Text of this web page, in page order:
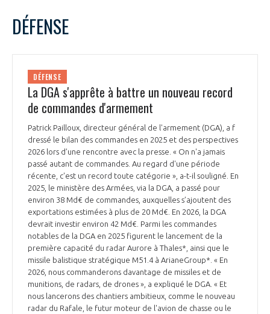
PRÉSENTATION
NOTRE VISION
NOS MISSIONS
NOTRE HISTOIRE
ORGANISATION
LE CONSEIL DU GIFAS
L’ÉQUIPE DU GIFAS
NOS RÉSEAUX À L'INTERNATIONAL
FONCTIONNEMENT
GEADS
COMITÉ AERO PME
STARTAIR
COMMISSIONS ET COMITÉS
ACCOMPAGNEMENT DE NOS ADHÉRENTS
LES PROGRAMMES DU GIFAS
UN ÉCOSYSTÈME INTÉGRÉ ET COHÉRENT
POURQUOI DEVENIR MEMBRE ?
LA MÉDIATION
LA MÉDIATION DANS LA FILIÈRE AÉRONAUTIQUE ET SPATIALE
LE MÉDIATEUR DE LA FILIÈRE AÉRONAUTIQUE ET SPATIALE
LE SALON DU BOURGET
L'OBSERVATOIRE
1
10
16
17
DÉFENSE
DÉFENSE
La DGA s'apprête à battre un nouveau record
de commandes d'armement
Patrick Pailloux, directeur général de l'armement (DGA), a f
dressé le bilan des commandes en 2025 et des perspectives
2026 lors d’une rencontre avec la presse. « On n'a jamais
passé autant de commandes. Au regard d'une période
récente, c'est un record toute catégorie », a-t-il souligné. En
2025, le ministère des Armées, via la DGA, a passé pour
environ 38 Md€ de commandes, auxquelles s’ajoutent des
exportations estimées à plus de 20 Md€. En 2026, la DGA
devrait investir environ 42 Md€. Parmi les commandes
notables de la DGA en 2025 figurent le lancement de la
première capacité du radar Aurore à Thales*, ainsi que le
missile balistique stratégique M51.4 à ArianeGroup*. « En
2026, nous commanderons davantage de missiles et de
munitions, de radars, de drones », a expliqué le DGA. « Et
nous lancerons des chantiers ambitieux, comme le nouveau
radar du Rafale, le futur moteur de l'avion de chasse ou le
Rejoignez une filière d’excellence et développez
Découvrez les avantages d'adhérer au GIFAS.
Rencontres, salons, données sectorielles,
programmes ...
DEMANDE D’ADHÉSION